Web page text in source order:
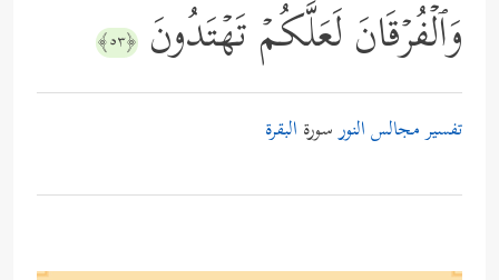
وَٱلۡفُرۡقَانَ لَعَلَّكُمۡ تَهۡتَدُونَ ﴿٥٣﴾
تفسير مجالس النورسورة البقرة